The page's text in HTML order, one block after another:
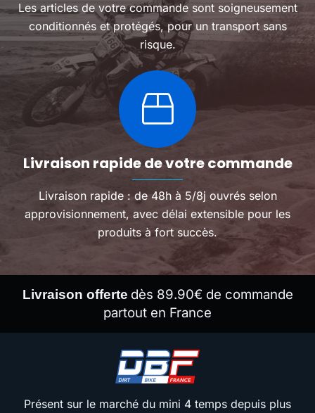
Les articles de votre commande sont soigneusement
conditionnés et protégés, pour un transport sans
risque.
Livraison rapide de votre commande
Livraison rapide : de 48h à 5/8j ouvrés selon
approvisionnement, avec délai extensible pour les
produits à fort succès.
Livraison offerte dès 89.90€ de commande
partout en France
Présent sur le marché du mini 4 temps depuis plus